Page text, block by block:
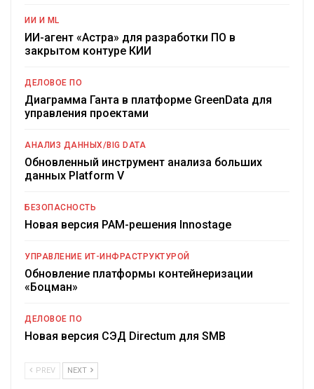
ИИ И ML
ИИ-агент «Астра» для разработки ПО в
закрытом контуре КИИ
ДЕЛОВОЕ ПО
Диаграмма Ганта в платформе GreenData для
управления проектами
АНАЛИЗ ДАННЫХ/BIG DATA
Обновленный инструмент анализа больших
данных Platform V
БЕЗОПАСНОСТЬ
Новая версия PAM-решения Innostage
УПРАВЛЕНИЕ ИТ-ИНФРАСТРУКТУРОЙ
Обновление платформы контейнеризации
«Боцман»
ДЕЛОВОЕ ПО
Новая версия СЭД Directum для SMB
PREV NEXT